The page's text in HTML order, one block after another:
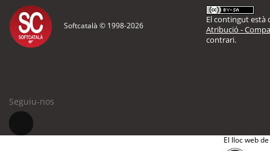
Softcatalà © 1998-2026
El contingut està
Atribució -
contrari.
Seguiu-nos
El lloc web